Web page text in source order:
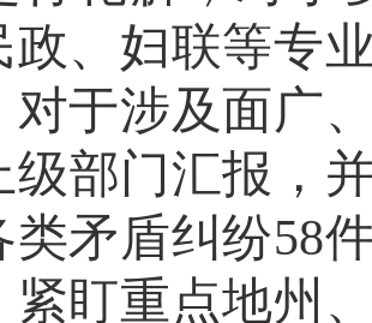
政、妇联等专
对于涉及面广
级部门汇报，
类矛盾纠纷58
紧盯重点地州